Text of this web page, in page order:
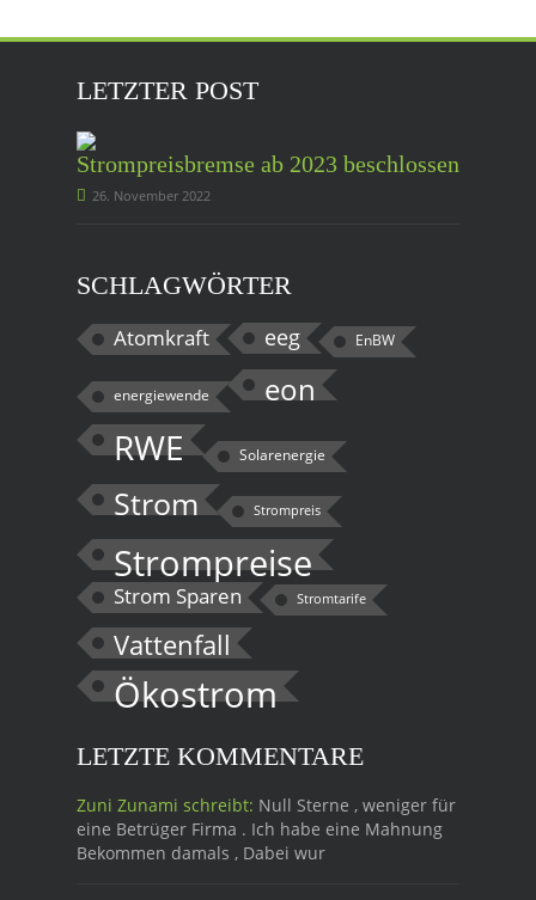
LETZTER POST
Strompreisbremse ab 2023 beschlossen
26. November 2022
SCHLAGWÖRTER
Atomkraft eeg EnBW
energiewende eon
RWE Solarenergie
Strom Strompreis
Strompreise
Strom Sparen Stromtarife
Vattenfall
Ökostrom
LETZTE KOMMENTARE
Zuni Zunami schreibt: Null Sterne , weniger für
eine Betrüger Firma . Ich habe eine Mahnung
Bekommen damals , Dabei wur